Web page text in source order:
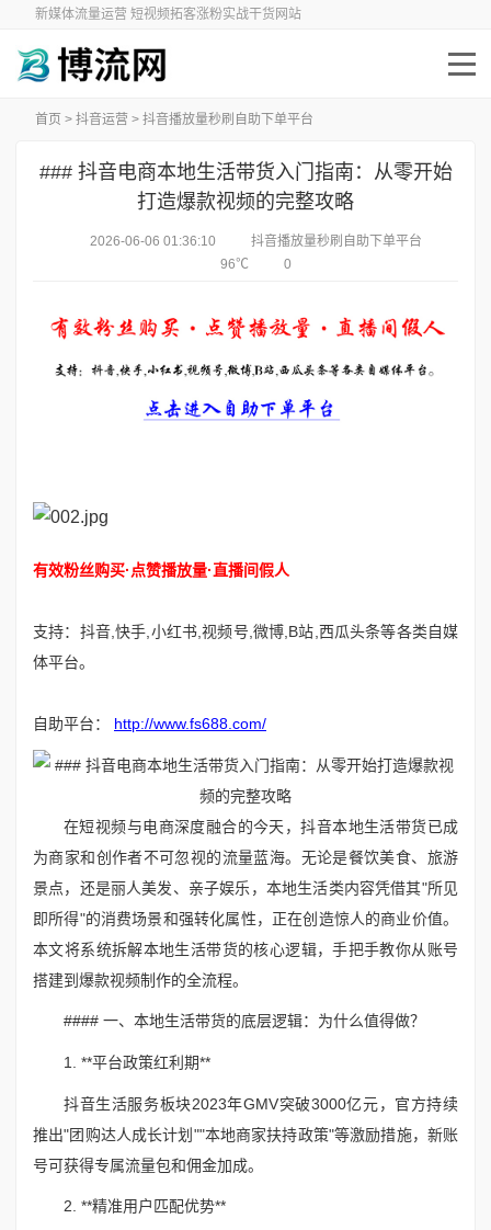
新媒体流量运营 短视频拓客涨粉实战干货网站
首页 > 抖音运营 > 抖音播放量秒刷自助下单平台
### 抖音电商本地生活带货入门指南：从零开始
打造爆款视频的完整攻略
2026-06-06 01:36:10
抖音播放量秒刷自助下单平台
96℃
0
有效粉丝购买·点赞播放量·直播间假人
支持：抖音,快手,小红书,视频号,微博,B站,西瓜头条等各类自媒
体平台。
自助平台： http://www.fs688.com/
在短视频与电商深度融合的今天，抖音本地生活带货已成
为商家和创作者不可忽视的流量蓝海。无论是餐饮美食、旅游
景点，还是丽人美发、亲子娱乐，本地生活类内容凭借其"所见
即所得"的消费场景和强转化属性，正在创造惊人的商业价值。
本文将系统拆解本地生活带货的核心逻辑，手把手教你从账号
搭建到爆款视频制作的全流程。
#### 一、本地生活带货的底层逻辑：为什么值得做？
1. **平台政策红利期**
抖音生活服务板块2023年GMV突破3000亿元，官方持续
推出"团购达人成长计划""本地商家扶持政策"等激励措施，新账
号可获得专属流量包和佣金加成。
2. **精准用户匹配优势**